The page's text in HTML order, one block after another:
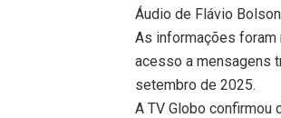
Áudio de Flávio
As informações foram
acesso a mensagens
setembro de 2025.
A TV Globo